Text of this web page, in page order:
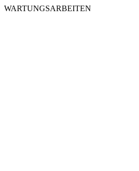
WARTUNGSARBEITEN